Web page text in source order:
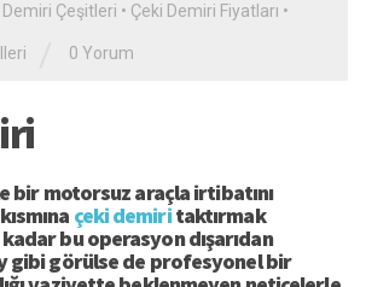
Demiri Çeşitleri • Çeki Demiri Fiyatları •
0 Yorum
bir motorsuz araçla irtibatını
çeki demiritaktırmak
bu operasyon dışarıdan
gibi görülse de profesyonel bir